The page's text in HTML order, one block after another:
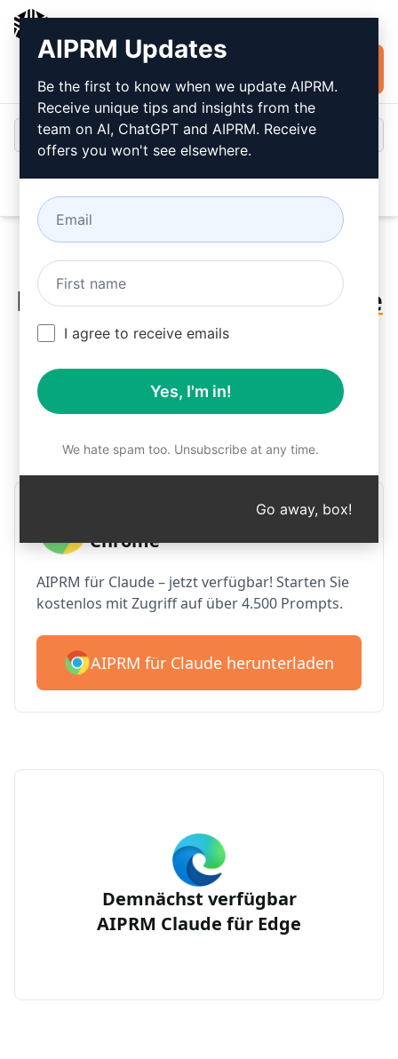
installieren
Probieren Sie diesesClaude
Promptjetzt aus
Schritt 1: AIPRM kostenlos
herunterladen
AIPRM Claude für Google
Chrome
AIPRM für Claude – jetzt verfügbar! Starten Sie
kostenlos mit Zugriff auf über 4.500 Prompts.
AIPRM für Claude herunterladen
Demnächst verfügbar
AIPRM Claude für Edge
AIPRM Updates
Be the first to know when we update AIPRM.
Receive unique tips and insights from the
team on AI, ChatGPT and AIPRM. Receive
offers you won't see elsewhere.
I agree to receive emails
Yes, I'm in!
We hate spam too. Unsubscribe at any time.
Go away, box!